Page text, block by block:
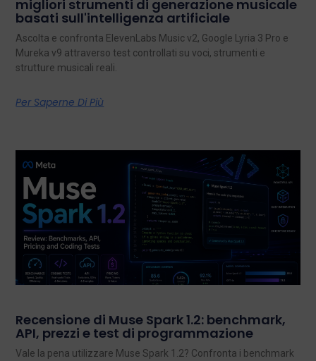
migliori strumenti di generazione musicale
basati sull'intelligenza artificiale
Ascolta e confronta ElevenLabs Music v2, Google Lyria 3 Pro e
Mureka v9 attraverso test controllati su voci, strumenti e
strutture musicali reali.
Per Saperne Di Più
Recensione di Muse Spark 1.2: benchmark,
API, prezzi e test di programmazione
Vale la pena utilizzare Muse Spark 1.2? Confronta i benchmark